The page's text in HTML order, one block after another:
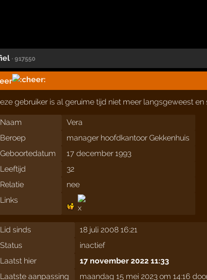
· 917550
gebruiker is al geruime tijd niet meer langsgeweest
Naam
Vera
Beroep
manager hoofdkantoor Gekkenhuis
Geboortedatum
17 december 1993
Leeftijd
32
Relatie
nee
Links
Lid sinds
18 juli 2008 16:21
Status
inactief
Laatst hier
17 november 2022 11:33
Laatste aanpassing
maandag 15 mei 2023 om 14:16